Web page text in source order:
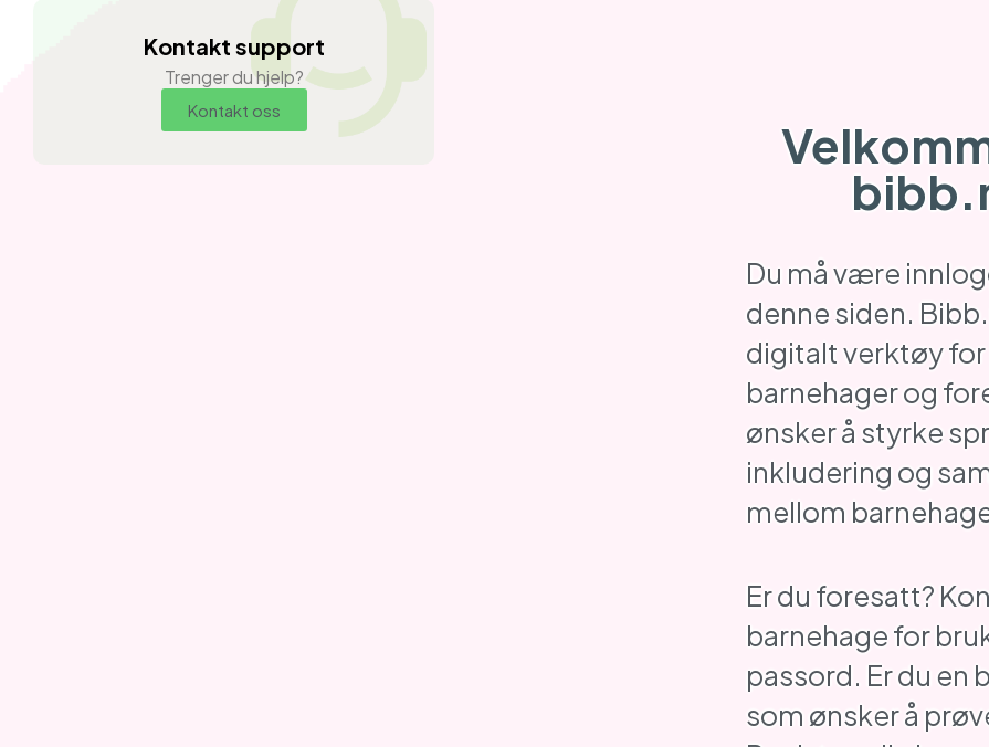
Kontakt support
Trenger du hjelp?
Kontakt oss
Du må være
denne siden.
digitalt verktøy for
barnehager og
ønsker å styrke
inkludering og
mellom
Er du foresatt?
barnehage for
passord. Er du en
som ønsker å